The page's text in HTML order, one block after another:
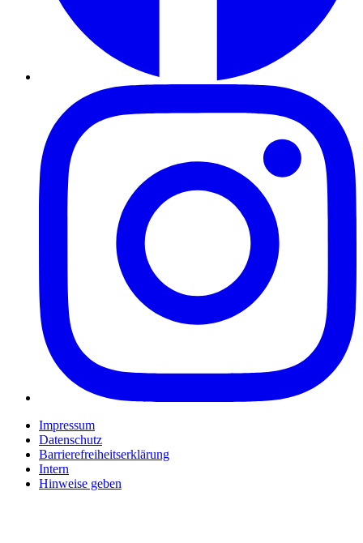
Impressum
Datenschutz
Barrierefreiheitserklärung
Intern
Hinweise geben